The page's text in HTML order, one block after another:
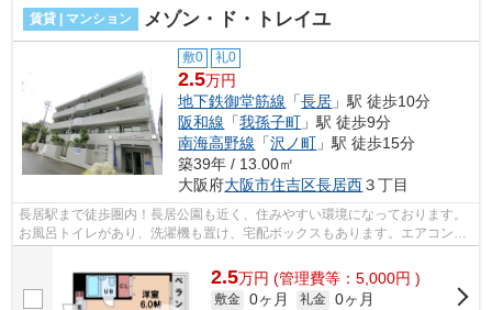
賃貸 | マンション メゾン・ド・トレイユ
敷0 礼0
2.5万円
地下鉄御堂筋線 「長居 」駅 徒歩10分
阪和線 「我孫子町 」駅 徒歩9分
南海高野線 「沢ノ町 」駅 徒歩15分
築39年 / 13.00㎡
大阪府大阪市住吉区長居西３丁目
長居駅まで徒歩圏内！長居公園も近く、住みやすい環境になっております。
お風呂トイレがあり、洗濯機も置け、宅配ボックスもあります。エアコン付
き！ ■□■□■□■□■□■□■□■□■□■□■□■□■□■...
2.5万円 (管理費等：5,000円 )
敷金 0ヶ月 礼金 0ヶ月